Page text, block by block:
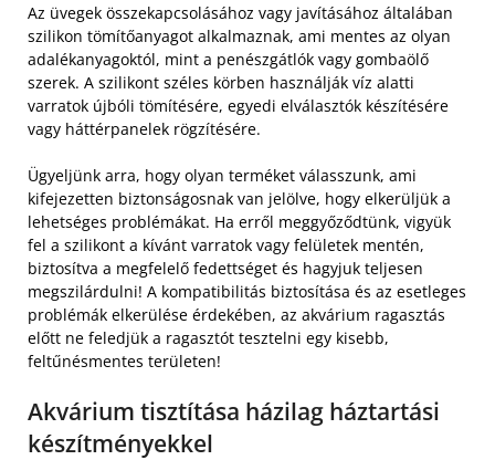
Az üvegek összekapcsolásához vagy javításához általában
szilikon tömítőanyagot alkalmaznak, ami mentes az olyan
adalékanyagoktól, mint a penészgátlók vagy gombaölő
szerek. A szilikont széles körben használják víz alatti
varratok újbóli tömítésére, egyedi elválasztók készítésére
vagy háttérpanelek rögzítésére.
Ügyeljünk arra, hogy olyan terméket válasszunk, ami
kifejezetten biztonságosnak van jelölve, hogy elkerüljük a
lehetséges problémákat. Ha erről meggyőződtünk, vigyük
fel a szilikont a kívánt varratok vagy felületek mentén,
biztosítva a megfelelő fedettséget és hagyjuk teljesen
megszilárdulni! A kompatibilitás biztosítása és az esetleges
problémák elkerülése érdekében, az akvárium ragasztás
előtt ne feledjük a ragasztót tesztelni egy kisebb,
feltűnésmentes területen!
Akvárium tisztítása házilag háztartási
készítményekkel